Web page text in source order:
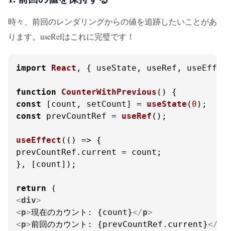
時々、前回のレンダリングからの値を追跡したいことがあ
ります。useRefはこれに完璧です！
import React , { useState, useRef,
function CounterWithPrevious (
const [count, setCount] = useState ( 0
const prevCountRef = useRef ();
useEffect ( () => {
prevCountRef. current
= count;
}, [count]);
return
<div>
<p>現在のカウント: {count}</p>
<p>前回のカウント: {prevCountRef.current}</